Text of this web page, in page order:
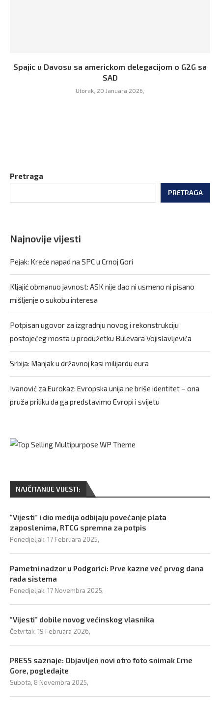
Spajic u Davosu sa americkom delegacijom o G2G sa
SAD
Utorak, 20 Januara 2026,
Pretraga
PRETRAGA
Najnovije vijesti
Pejak: Kreće napad na SPC u Crnoj Gori
Kljajić obmanuo javnost: ASK nije dao ni usmeno ni pisano
mišljenje o sukobu interesa
Potpisan ugovor za izgradnju novog i rekonstrukciju
postojećeg mosta u produžetku Bulevara Vojislavljevića
Srbija: Manjak u državnoj kasi milijardu eura
Ivanović za Eurokaz: Evropska unija ne briše identitet – ona
pruža priliku da ga predstavimo Evropi i svijetu
NAJČITANIJE VIJESTI:
“Vijesti” i dio medija odbijaju povećanje plata
zaposlenima, RTCG spremna za potpis
Ponedjeljak, 17 Februara 2025,
Pametni nadzor u Podgorici: Prve kazne već prvog dana
rada sistema
Ponedjeljak, 17 Novembra 2025,
“Vijesti” dobile novog većinskog vlasnika
Četvrtak, 19 Februara 2026,
PRESS saznaje: Objavljen novi otro foto snimak Crne
Gore, pogledajte
Subota, 8 Novembra 2025,